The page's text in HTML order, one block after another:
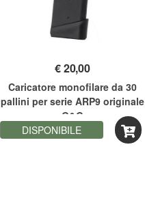
€20,00
Caricatore monofilare da 30
pallini per serie ARP9 originale
G&G
DISPONIBILE